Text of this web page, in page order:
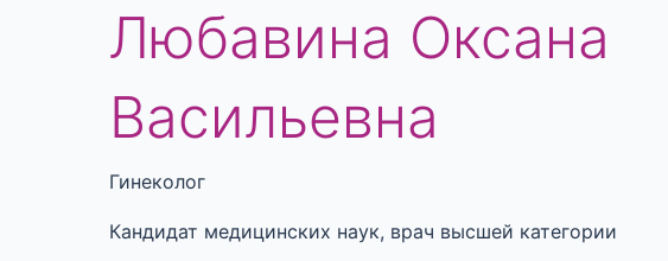
Любавина Оксана
Васильевна
Гинеколог
Кандидат медицинских наук, врач высшей категории